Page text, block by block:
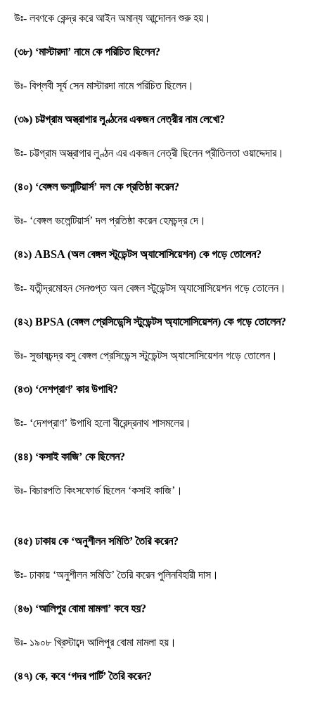
উঃ- লবণকে কেন্দ্র করে আইন অমান্য আন্দোলন শুরু হয়।
(৩৮) ‘মাস্টারদা’ নামে কে পরিচিত ছিলেন?
উঃ- বিপ্লবী সূর্য সেন মাস্টারদা নামে পরিচিত ছিলেন।
(৩৯) চট্টগ্রাম অস্ত্রাগার লুণ্ঠনের একজন নেত্রীর নাম লেখো?
উঃ- চট্টগ্রাম অস্ত্রাগার লুণ্ঠন এর একজন নেত্রী ছিলেন প্রীতিলতা ওয়াদ্দেদার।
(৪০) ‘বেঙ্গল ভলান্টিয়ার্স’ দল কে প্রতিষ্ঠা করেন?
উঃ- ‘বেঙ্গল ভলেন্টিয়ার্স’ দল প্রতিষ্ঠা করেন হেমচন্দ্র দে।
(৪১) ABSA (অল বেঙ্গল স্টুডেন্টস অ্যাসোসিয়েশন) কে গড়ে তোলেন?
উঃ- যতীন্দ্রমোহন সেনগুপ্ত অল বেঙ্গল স্টুডেন্টস অ্যাসোসিয়েশন গড়ে তোলেন।
(৪২) BPSA (বেঙ্গল প্রেসিডেন্সি স্টুডেন্টস অ্যাসোসিয়েশন) কে গড়ে তোলেন?
উঃ- সুভাষচন্দ্র বসু বেঙ্গল প্রেসিডেন্স স্টুডেন্টস অ্যাসোসিয়েশন গড়ে তোলেন।
(৪৩) ‘দেশপ্রাণ’ কার উপাধি?
উঃ- ‘দেশপ্রাণ’ উপাধি হলো বীরেন্দ্রনাথ শাসমলের।
(৪৪) ‘কসাই কাজি’ কে ছিলেন?
উঃ- বিচারপতি কিংসফোর্ড ছিলেন ‘কসাই কাজি’।
(৪৫) ঢাকায় কে ‘অনুশীলন সমিতি’ তৈরি করেন?
উঃ- ঢাকায় ‘অনুশীলন সমিতি’ তৈরি করেন পুলিনবিহারী দাস।
(৪৬) ‘আলিপুর বোমা মামলা’ কবে হয়?
উঃ- ১৯০৮ খ্রিস্টাব্দে আলিপুর বোমা মামলা হয়।
(৪৭) কে, কবে ‘গদর পার্টি’ তৈরি করেন?